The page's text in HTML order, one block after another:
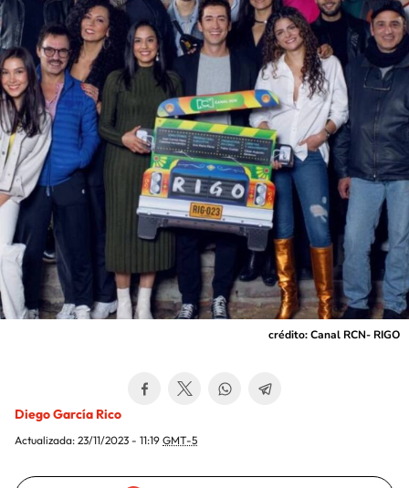
crédito: Canal RCN- RIGO
Diego García Rico
Actualizada: 23/11/2023 - 11:19 GMT-5